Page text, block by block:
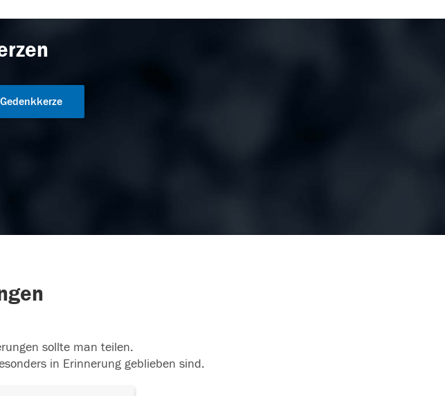
sollte man teilen.
in Erinnerung geblieben sind.